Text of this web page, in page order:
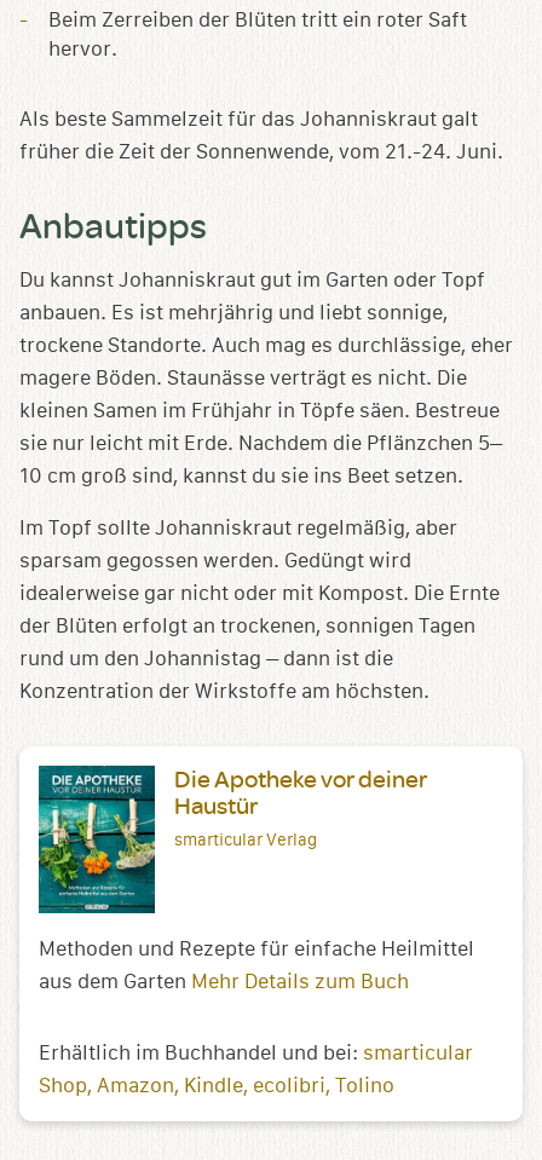
Beim Zerreiben der Blüten tritt ein roter Saft
hervor.
Als beste Sammelzeit für das Johanniskraut galt
früher die Zeit der Sonnenwende, vom 21.-24. Juni.
Anbautipps
Du kannst Johanniskraut gut im Garten oder Topf
anbauen. Es ist mehrjährig und liebt sonnige,
trockene Standorte. Auch mag es durchlässige, eher
magere Böden. Staunässe verträgt es nicht. Die
kleinen Samen im Frühjahr in Töpfe säen. Bestreue
sie nur leicht mit Erde. Nachdem die Pflänzchen 5–
10 cm groß sind, kannst du sie ins Beet setzen.
Im Topf sollte Johanniskraut regelmäßig, aber
sparsam gegossen werden. Gedüngt wird
idealerweise gar nicht oder mit Kompost. Die Ernte
der Blüten erfolgt an trockenen, sonnigen Tagen
rund um den Johannistag – dann ist die
Konzentration der Wirkstoffe am höchsten.
Die Apotheke vor deiner
Haustür
smarticular Verlag
Methoden und Rezepte für einfache Heilmittel
aus dem Garten Mehr Details zum Buch
Erhältlich im Buchhandel und bei: smarticular
Shop Amazon Kindle ecolibri Tolino